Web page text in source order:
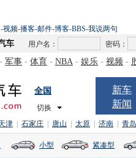
-视频-播客-邮件-博客-BBS-我说两句
用户名：
密码：
- 军事 - 体育 - NBA - 娱乐 - 视频 -
全国
切换
新车
新闻
津 石家庄 唐山 太原 济南 青岛
小型 紧凑型